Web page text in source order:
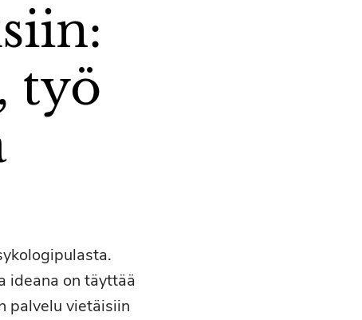
työ
ideana on täyttää
palvelu vietäisiin